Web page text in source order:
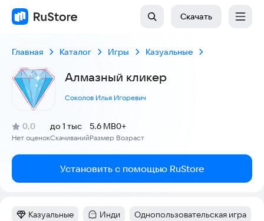
Скачать
Главная Каталог Игры Казуальные
Алмазный кликер
Соколов Илья Игоревич
Рейтинг:
0,0
(
Нет оценок
)
Скачиваний
до 1 тыс
Размер
5.6 MB
Возраст
0+
Установить с помощью RuStore
Казуальные Инди Однопользовательская игра